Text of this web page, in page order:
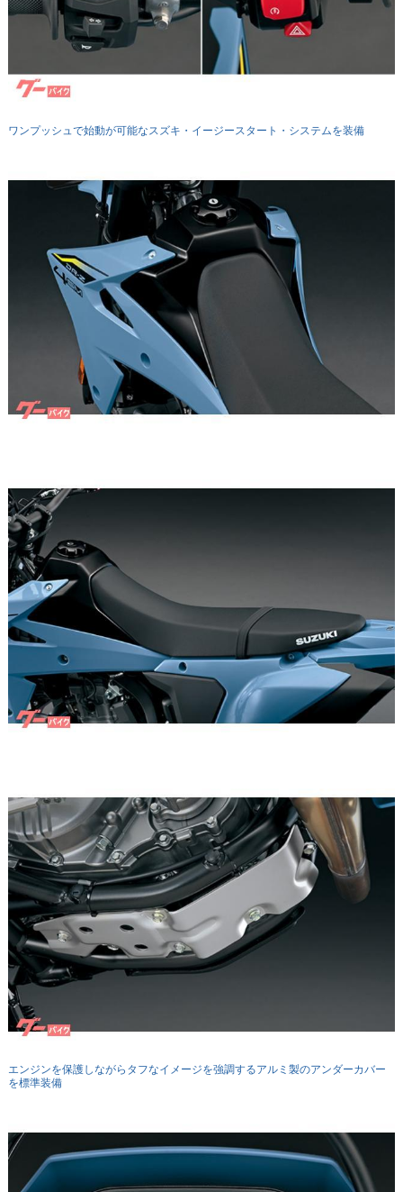
ワンプッシュで始動が可能なスズキ・イージースタート・システムを装備
エンジンを保護しながらタフなイメージを強調するアルミ製のアンダーカバー
を標準装備